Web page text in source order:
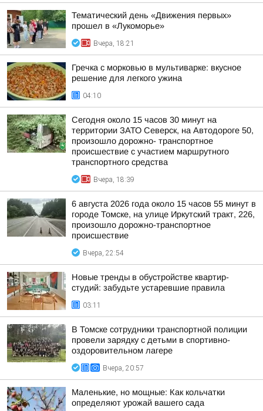
Тематический день «Движения первых»
прошел в «Лукоморье»
Вчера, 18:21
Гречка с морковью в мультиварке: вкусное
решение для легкого ужина
04:10
Сегодня около 15 часов 30 минут на
территории ЗАТО Северск, на Автодороге 50,
произошло дорожно- транспортное
происшествие с участием маршрутного
транспортного средства
Вчера, 18:39
6 августа 2026 года около 15 часов 55 минут в
городе Томске, на улице Иркутский тракт, 226,
произошло дорожно-транспортное
происшествие
Вчера, 22:54
Новые тренды в обустройстве квартир-
студий: забудьте устаревшие правила
03:11
В Томске сотрудники транспортной полиции
провели зарядку с детьми в спортивно-
оздоровительном лагере
Вчера, 20:57
Маленькие, но мощные: Как кольчатки
определяют урожай вашего сада